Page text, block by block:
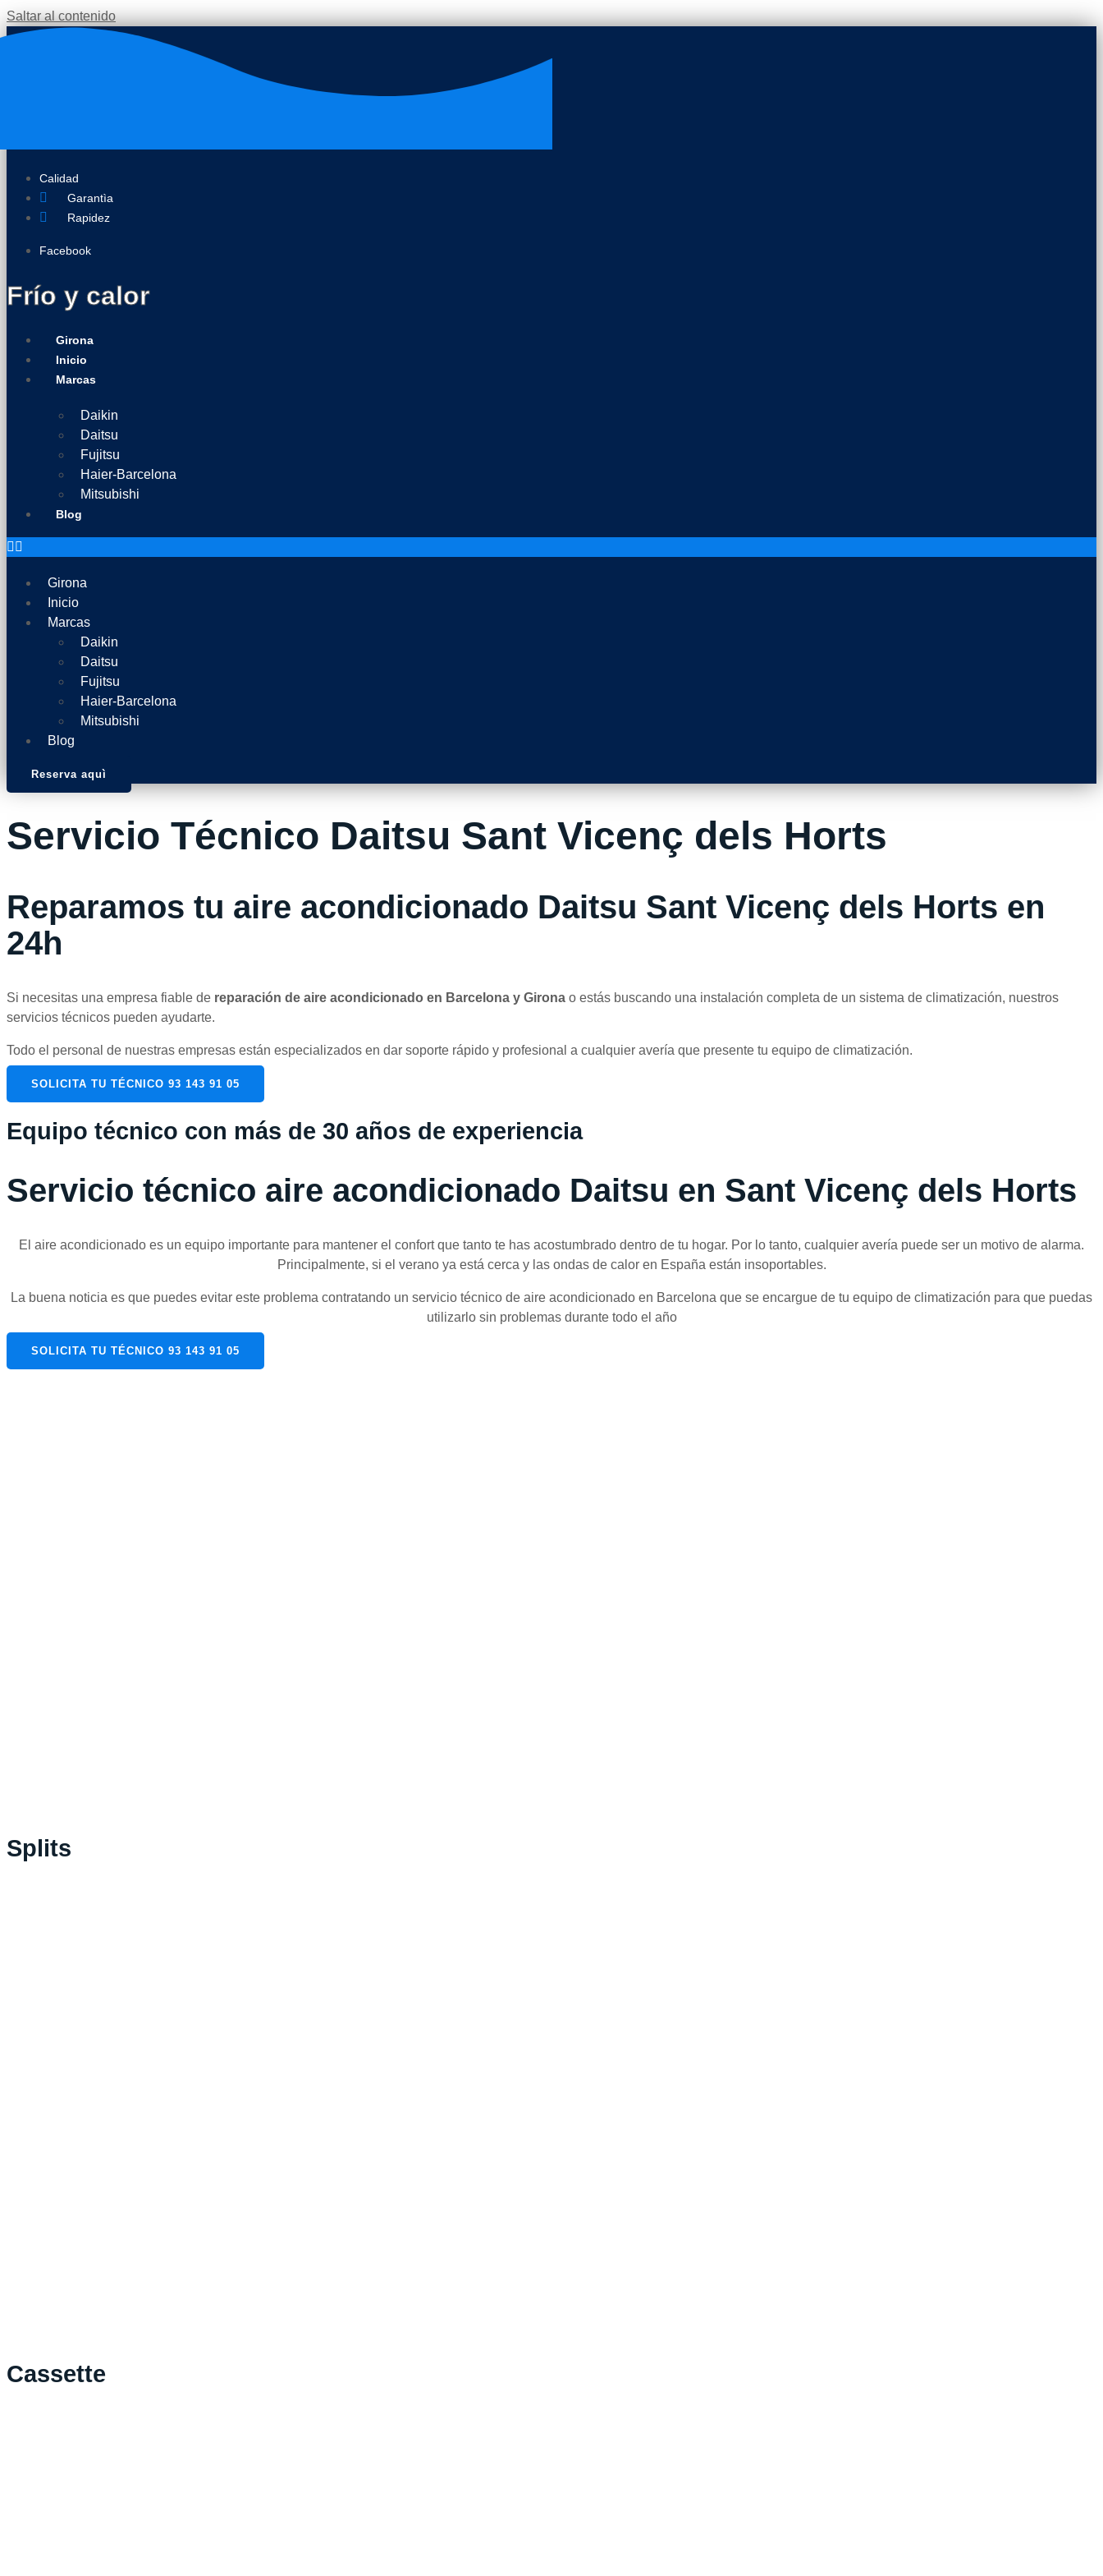
Saltar al contenido
Calidad
Garantìa
Rapidez
Facebook
Frío y calor
Girona
Inicio
Marcas
Daikin
Daitsu
Fujitsu
Haier-Barcelona
Mitsubishi
Blog
Girona
Inicio
Marcas
Daikin
Daitsu
Fujitsu
Haier-Barcelona
Mitsubishi
Blog
Reserva aquì
Servicio Técnico Daitsu Sant Vicenç dels Horts
Reparamos tu aire acondicionado Daitsu Sant Vicenç dels Horts en
24h
Si necesitas una empresa fiable de reparación de aire acondicionado en Barcelona y Girona o estás buscando una instalación completa de un sistema de climatización, nuestros
servicios técnicos pueden ayudarte.
Todo el personal de nuestras empresas están especializados en dar soporte rápido y profesional a cualquier avería que presente tu equipo de climatización.
SOLICITA TU TÉCNICO 93 143 91 05
Equipo técnico con más de 30 años de experiencia
Servicio técnico aire acondicionado Daitsu en Sant Vicenç dels Horts
El aire acondicionado es un equipo importante para mantener el confort que tanto te has acostumbrado dentro de tu hogar. Por lo tanto, cualquier avería puede ser un motivo de alarma.
Principalmente, si el verano ya está cerca y las ondas de calor en España están insoportables.
La buena noticia es que puedes evitar este problema contratando un servicio técnico de aire acondicionado en Barcelona que se encargue de tu equipo de climatización para que puedas
utilizarlo sin problemas durante todo el año
SOLICITA TU TÉCNICO 93 143 91 05
Splits
Cassette